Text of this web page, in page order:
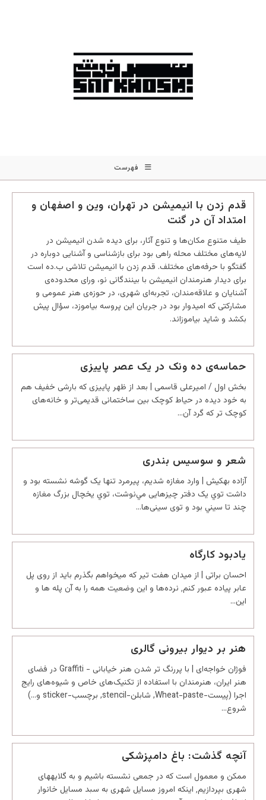
فهرست
قدم زدن با انیمیشن در تهران، وین و اصفهان و
امتداد آن در گنت
طیف متنوع مکان‌ها و تنوع آثار، برای دیده شدن انیمیشن در
لایه‌های مختلف محله راهی بود برای بازشناسی و آشنایی دوباره در
گفتگو با حرفه‌های مختلف. قدم زدن با انیمیشن تلاشی ب.ده است
برای دیدار هنرمندان انیمیشن با بینندگانی نو، ورای محدوده‌ی
آشنایان و علاقه‌مندان، تجربه‌ای شهری، در حوزه‌ی هنر عمومی و
مشارکتی که امیدوار بود در جریان این پروسه بیاموزد، سؤال پیش
بکشد و شاید بیاموزاند.
حماسه‌ی ده ونک در یک عصر پاییزی
بخش اول / امیرعلی قاسمی | بعد از ظهر پاییزی که بارشی خفیف هم
به خود دیده در حیاط کوچک بین ساختمانی قدیمی‌تر و خانه‌های
کوچک تر که گرد آن…
شعر و سوسیس بندری
آزاده بهکیش | وارد مغازه شديم، پيرمرد تنها يک گوشه نشسته بود و
داشت توي یک دفتر چيزهایی مي‌نوشت، توي يخچال بزرگ مغازه
چند تا سيني بود و توی سینی‌ها…
یادبود کارگاه
احسان براتی | از میدان هفت تیر که میخواهم بگذرم باید از روی پل
عابر پیاده عبور کنم٬ نرده‌ها و این وضعیت همه را به آن پله ها و
این…
هنر بر دیوار بیرونی گالری
فوژان خواجه‌‌ای | با پررنگ تر شدن هنر خیابانی - Graffiti در فضای
هنر ایران، هنرمندان با استفاده از تکنیک‌های خاص و شیوه‌های رایج
اجرا (پیست-Wheat-paste, شابلن-stencil, برچسب-sticker و...)
شروع…
آنچه گذشت: باغ دامپزشکی
ممکن و معمول است که در جمعی نشسته باشیم و به گلایههای
شهری بپردازیم٬ اینکه امروز مسایل شهری به سبد مسایل خانوار